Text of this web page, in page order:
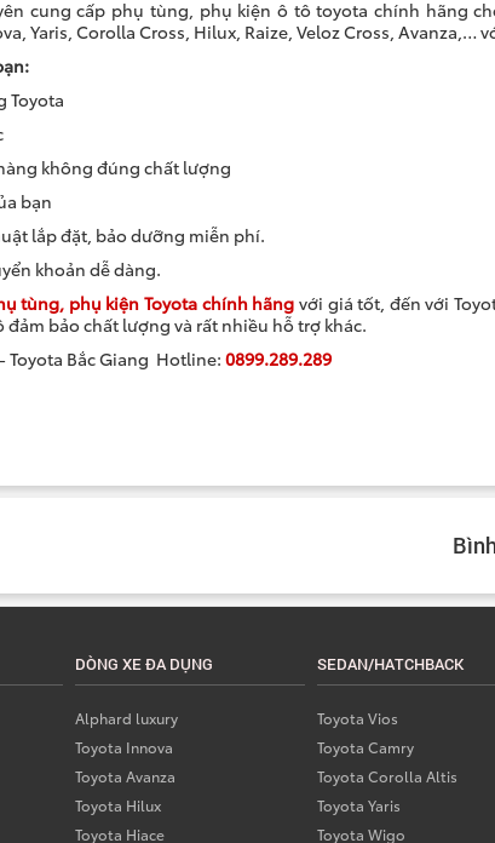
cung cấp phụ tùng, phụ kiện ô tô toyota chính hãng
Yaris, Corolla Cross, Hilux, Raize, Veloz Cross, Avanza,…
Toyota
không đúng chất lượng
bạn
lắp đặt, bảo dưỡng miễn phí.
khoản dễ dàng.
tùng, phụ kiện Toyota chính hãng với giá tốt, đến với
bảo chất lượng và rất nhiều hỗ trợ khác.
Toyota Bắc Giang Hotline: 0899.289.289
DÒNG XE ĐA DỤNG
Alphard luxury
Toyota Innova
Toyota Avanza
Toyota Hilux
Toyota Hiace
SEDAN/HATCHBACK
Toyota Vios
Toyota Camry
Toyota Corolla Altis
Toyota Yaris
Toyota Wigo